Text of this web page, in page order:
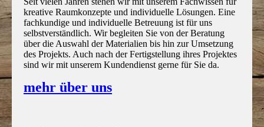
kre­ative Raum­konzepte und individuelle Lösungen. Eine
fach­kun­dige und individuelle Betreuung ist für uns
selbstver­ständlich. Wir begleiten Sie von der Beratung
über die Auswahl der Mate­rialien bis hin zur Umsetzung
des Projekts. Auch nach der Fertigstellung ihres Projektes
sind wir mit unserem Kundendienst gerne für Sie da.
mehr über uns